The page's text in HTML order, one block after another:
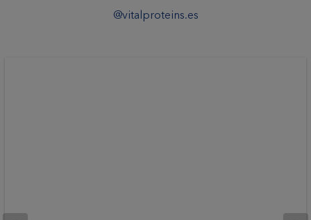
@vitalproteins.es